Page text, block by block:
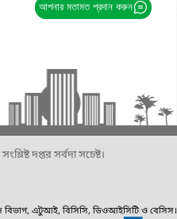
আপনার মতামত প্রদান করুন
দপ্তর সর্বদা সচেষ্ট।
বিভাগ, এটুআই, বিসিসি, ডিওআইসিটি ও বেসিস।